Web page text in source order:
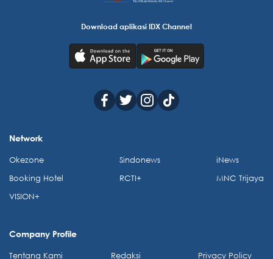
Download aplikasi IDX Channel
Network
Okezone
Booking Hotel
VISION+
Sindonews
RCTI+
iNews
MNC Trijaya
Company Profile
Tentang Kami Redaksi Privacy Policy